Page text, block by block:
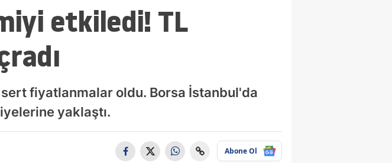
etkiledi! TL
fiyatlanmalar oldu. Borsa İstanbul'da
yaklaştı.
Abone Ol